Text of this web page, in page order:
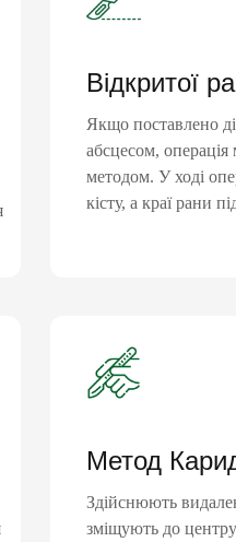
Відкритої
Якщо поставлено
абсцесом,
методом. У ході
кісту, а краї рани
Метод
Здійснюють
зміщують до